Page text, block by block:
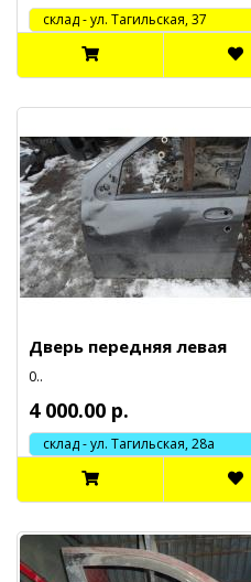
cклад - ул. Тагильская, 37
Дверь передняя левая
0..
4 000.00 р.
склад - ул. Тагильская, 28а